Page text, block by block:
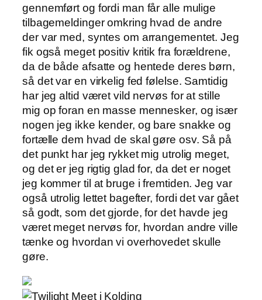
gennemført og fordi man får alle mulige
tilbagemeldinger omkring hvad de andre
der var med, syntes om arrangementet. Jeg
fik også meget positiv kritik fra forældrene,
da de både afsatte og hentede deres børn,
så det var en virkelig fed følelse. Samtidig
har jeg altid været vild nervøs for at stille
mig op foran en masse mennesker, og især
nogen jeg ikke kender, og bare snakke og
fortælle dem hvad de skal gøre osv. Så på
det punkt har jeg rykket mig utrolig meget,
og det er jeg rigtig glad for, da det er noget
jeg kommer til at bruge i fremtiden. Jeg var
også utrolig lettet bagefter, fordi det var gået
så godt, som det gjorde, for det havde jeg
været meget nervøs for, hvordan andre ville
tænke og hvordan vi overhovedet skulle
gøre.